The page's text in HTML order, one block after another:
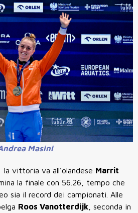
Masini
la vittoria va all’olandese Marrit
la finale con 56.26 , tempo che
sia il record dei campionati . Alle
Roos Vanotterdijk , seconda in